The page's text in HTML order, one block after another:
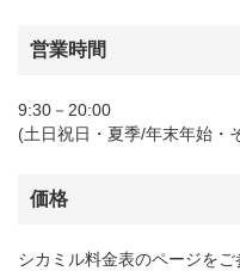
営業時間
9:30－20:00
(土日祝日・夏季/年末年始・
価格
シカミル料金表のページをご